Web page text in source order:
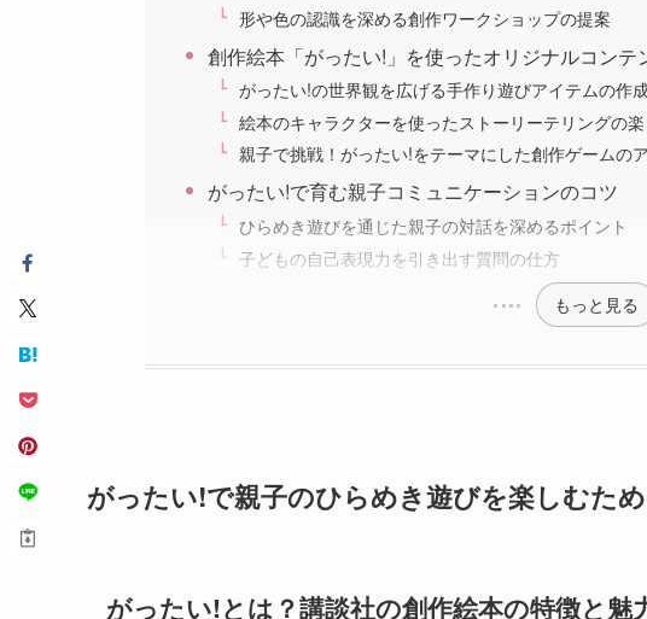
形や色の認識を深める創作ワークショップの提案
創作絵本「がったい!」を使ったオリジナルコンテ
がったい!の世界観を広げる手作り遊びアイテムの作
絵本のキャラクターを使ったストーリーテリングの
親子で挑戦！がったい!をテーマにした創作ゲームの
がったい!で育む親子コミュニケーションのコツ
ひらめき遊びを通じた親子の対話を深めるポイント
子どもの自己表現力を引き出す質問の仕方
もっと見る
がったい!で親子のひらめき遊びを楽しむた
がったい!とは？講談社の創作絵本の特徴と魅